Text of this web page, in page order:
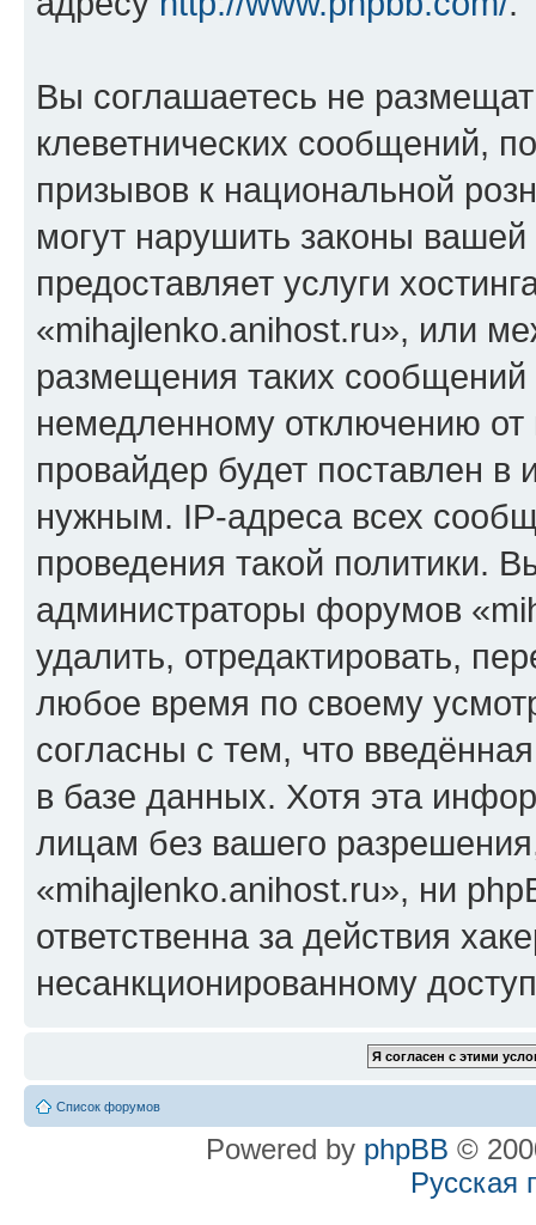
Вы соглашаетесь не
клеветнических сообщений,
призывов к национальной
могут нарушить законы
предоставляет услуги
«mihajlenko.anihost.ru», или
размещения таких
немедленному отключению
провайдер будет поставлен в
нужным. IP-адреса всех
проведения такой политики.
администраторы форумов
удалить, отредактировать,
любое время по своему
согласны с тем, что
в базе данных. Хотя эта
лицам без вашего
«mihajlenko.anihost.ru», ни
ответственна за действия
несанкционированному
Список форумов
Powered by phpBB ©
Русская